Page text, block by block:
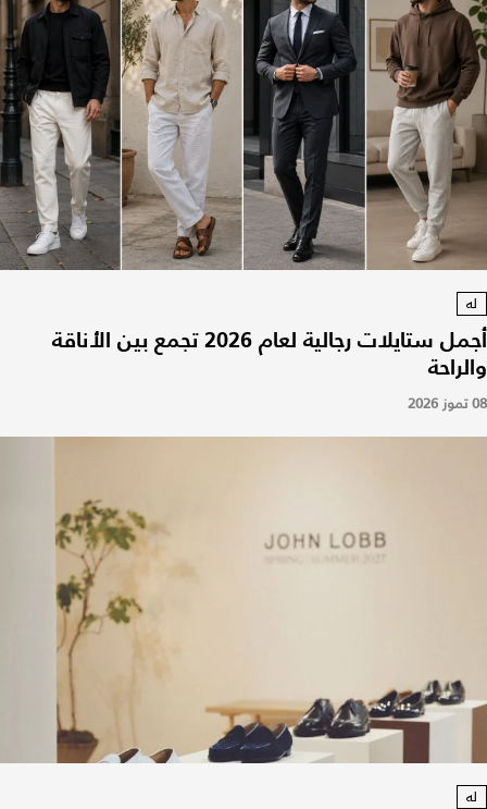
له
أجمل ستايلات رجالية لعام 2026 تجمع بين الأناقة
والراحة
08 تموز 2026
له